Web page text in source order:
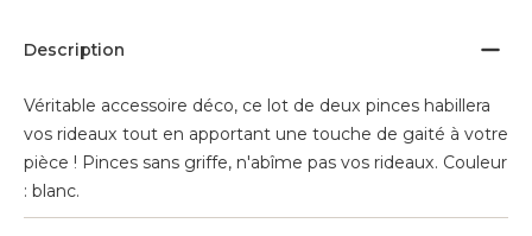
Description
Véritable accessoire déco, ce lot de deux pinces habillera
vos rideaux tout en apportant une touche de gaité à votre
pièce ! Pinces sans griffe, n'abîme pas vos rideaux. Couleur
: blanc.